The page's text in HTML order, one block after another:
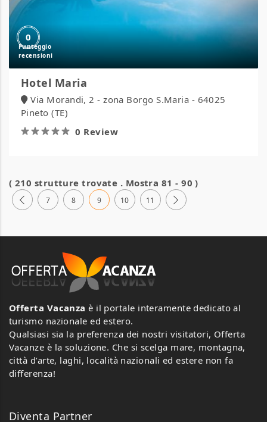
0
Hotel Maria
Via Morandi, 2 - zona Borgo S.Maria - 64025
Pineto (TE)
0 Review
( 210 strutture trovate . Mostra 81 - 90 )
7 8 9 10 11
Offerta Vacanza è il portale interamente dedicato al
turismo nazionale ed estero.
Qualsiasi sia la preferenza dei nostri visitatori, Offerta
Vacanze è la soluzione. Che si scelga mare, montagna,
città d’arte, laghi, località nazionali ed estere non fa
differenza!
Diventa Partner